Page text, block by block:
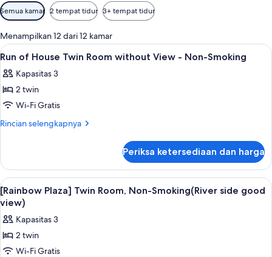
Filter
tersedia
untuk
kamar
Semua kamar 2 tempat tidur 3+ tempat tidur
Menampilkan 12 dari 12 kamar
Lihat
semua
foto
untuk
Run
of
Room
without
View
-
Non-
Smoking
Brankas, meja kerja, ruang kerja
13
Run of House Twin Room without View - Non-Smoking
Kapasitas 3
2 twin
Wi-Fi Gratis
Rincian selengkapnya
Rincian
Run
of
House
Twin
without
View
Non-
Periksa ketersediaan dan harga
Lihat
semua
foto
untuk
[Rainbow
Plaza]
Brankas, meja kerja, ruang kerja
10
[Rainbow Plaza] Twin Room, Non-Smoking(River side good
view)
Kapasitas 3
2 twin
Wi-Fi Gratis